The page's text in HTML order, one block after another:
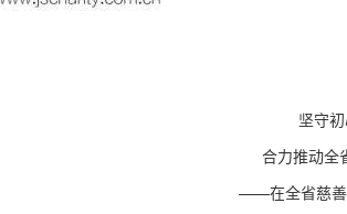
坚守
合力推动全
——在全省慈善